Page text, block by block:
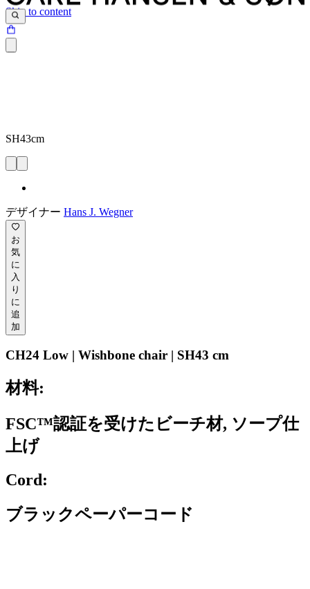
Skip to content
SH43cm
デザイナー Hans J. Wegner
お
気
に
入
り
に
追
加
CH24 Low | Wishbone chair | SH43 cm
材料:
FSC™認証を受けたビーチ材, ソープ仕
上げ
Cord:
ブラックペーパーコード